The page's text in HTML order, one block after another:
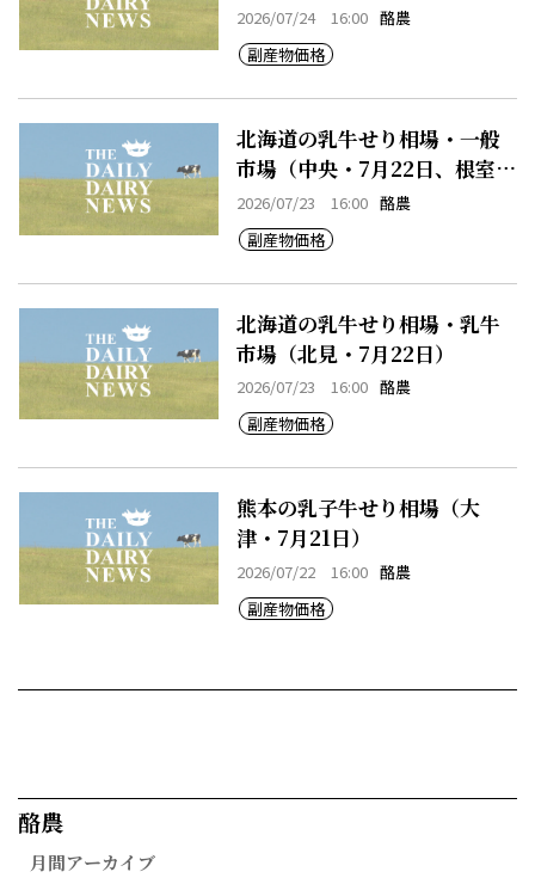
2026/07/24 16:00 酪農
副産物価格
北海道の乳牛せり相場・一般
市場（中央・7月22日、根室・
7月22日）
2026/07/23 16:00 酪農
副産物価格
北海道の乳牛せり相場・乳牛
市場（北見・7月22日）
2026/07/23 16:00 酪農
副産物価格
熊本の乳子牛せり相場（大
津・7月21日）
2026/07/22 16:00 酪農
副産物価格
酪農​
月間アーカイブ